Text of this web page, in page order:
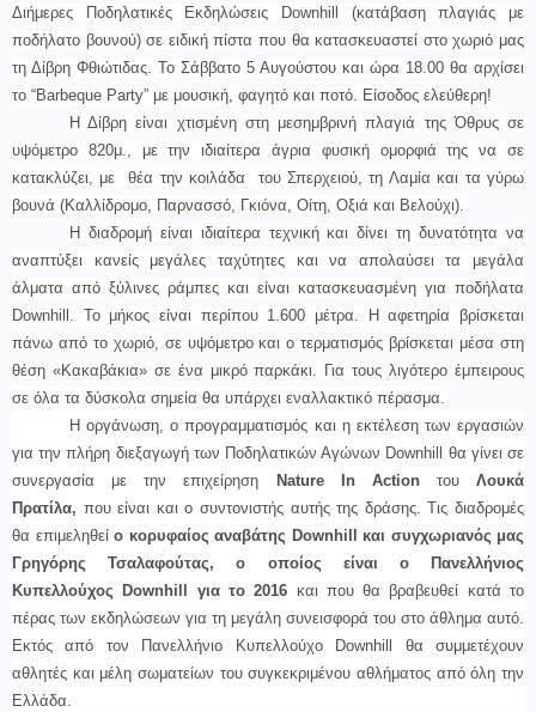
Διήμερες Ποδηλατικές Εκδηλώσεις
Downhill
(κατάβαση πλαγιάς με
ποδήλατο βουνού) σε ειδική πίστα που θα κατασκευαστεί στο χωριό μας
τη Δίβρη Φθιώτιδας. Το Σάββατο 5 Αυγούστου και ώρα 18.00 θα αρχίσει
το “Barbeque Party” με μουσική, φαγητό και ποτό. Είσοδος ελεύθερη!
Η Δίβρη είναι χτισμένη στη μεσημβρινή πλαγιά της Όθρυς σε
υψόμετρο 820μ., με την ιδιαίτερα άγρια φυσική ομορφιά της να σε
κατακλύζει, με θέα την κοιλάδα του Σπερχειού, τη Λαμία και τα γύρω
βουνά (Καλλίδρομο, Παρνασσό, Γκιόνα, Οίτη, Οξιά και Βελούχι).
Η διαδρομή είναι ιδιαίτερα τεχνική και δίνει τη δυνατότητα να
αναπτύξει κανείς μεγάλες ταχύτητες και να απολαύσει τα μεγάλα
άλματα από ξύλινες ράμπες και είναι κατασκευασμένη για ποδήλατα
Downhill. Το μήκος είναι περίπου 1.600 μέτρα. Η αφετηρία βρίσκεται
πάνω από τoχωριό, σε υψόμετρο και ο τερματισμός βρίσκεται μέσα στη
θέση «Κακαβάκια» σε ένα μικρό παρκάκι. Για τους λιγότερο έμπειρους
σε όλα τα δύσκολα σημεία θα υπάρχει εναλλακτικό πέρασμα.
Η οργάνωση, ο προγραμματισμός και η εκτέλεση των εργασιών
για την πλήρη διεξαγωγή των Ποδηλατικών Αγώνων Downhill θα γίνει σε
συνεργασία με τηνεπιχείρηση Nature In Actionτου
Λουκά
Πρατίλα, που είναι και ο συντονιστής αυτής της δράσης. Τις διαδρομές
θα επιμεληθεί ο κορυφαίος αναβάτης Downhill και συγχωριανός μας
Γρηγόρης Τσαλαφούτας, ο οποίος είναι ο Πανελλήνιος
Κυπελλούχος Downhill για το 2016 και που θα βραβευθεί κατά το
πέρας των εκδηλώσεων για τη μεγάλη συνεισφορά του στο άθλημα αυτό.
Εκτός από τον Πανελλήνιο Κυπελλούχο
Downhill
θα συμμετέχουν
αθλητές και μέλη σωματείων του συγκεκριμένου αθλήματος από όλη την
Ελλάδα.